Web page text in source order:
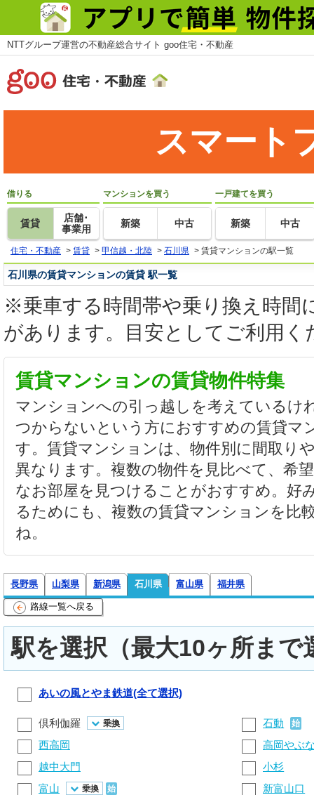
NTTグループ運営の不動産総合サイト goo住宅・不動産
スマート
借りる
賃貸
店舗･
事業用
マンションを買う
新築 中古
一戸建てを買う
新築 中古
住宅・不動産 > 賃貸 > 甲信越・北陸 > 石川県 > 賃貸マンションの駅一覧
石川県の賃貸マンションの賃貸 駅一覧
※乗車する時間帯や乗り換え時間
があります。目安としてご利用く
賃貸マンションの賃貸物件特集
マンションへの引っ越しを考えているけ
つからないという方におすすめの賃貸マ
す。賃貸マンションは、物件別に間取り
異なります。複数の物件を見比べて、希
なお部屋を見つけることがおすすめ。好
るためにも、複数の賃貸マンションを比
ね。
長野県 山梨県 新潟県 石川県 富山県 福井県
路線一覧へ戻る
駅を選択（最大10ヶ所まで
あいの風とやま鉄道(全て選択)
倶利伽羅 乗換 石動 始
西高岡
高岡やぶ
越中大門
小杉
富山
乗換 始
新富山口